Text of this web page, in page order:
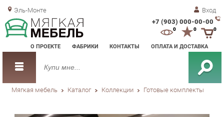
Эль-Монте Вход
+7 (903) 000-00-00
О ПРОЕКТЕ ФАБРИКИ КОНТАКТЫ ОПЛАТА И ДОСТАВКА
0 0
Мягкая мебель Каталог Коллекции Готовые комплекты